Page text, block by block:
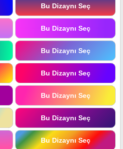
Bu Dizaynı Seç
Bu Dizaynı Seç
Bu Dizaynı Seç
Bu Dizaynı Seç
Bu Dizaynı Seç
Bu Dizaynı Seç
Bu Dizaynı Seç